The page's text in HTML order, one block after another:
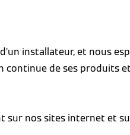
installateur, et nous
de ses produits
sur nos sites internet et